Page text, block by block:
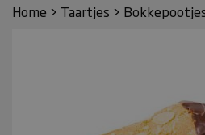
Home > Taartjes >